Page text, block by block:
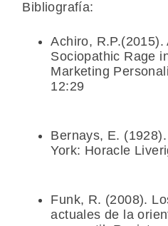
Bibliografía:
Achiro, R.P.(2015).
Sociopathic Rage
Marketing
12:29
Bernays, E.
York: Horacle
Funk, R. (2008).
actuales de la